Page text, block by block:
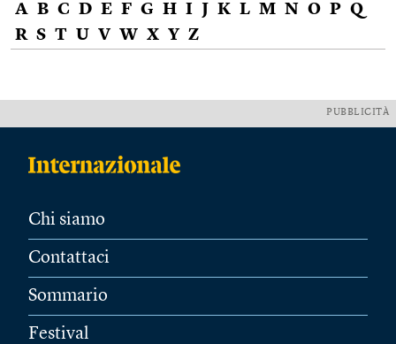
A B C D E F G H I J K L M N O P Q
R S T U V W X Y Z
PUBBLICITÀ
Chi siamo
Contattaci
Sommario
Festival